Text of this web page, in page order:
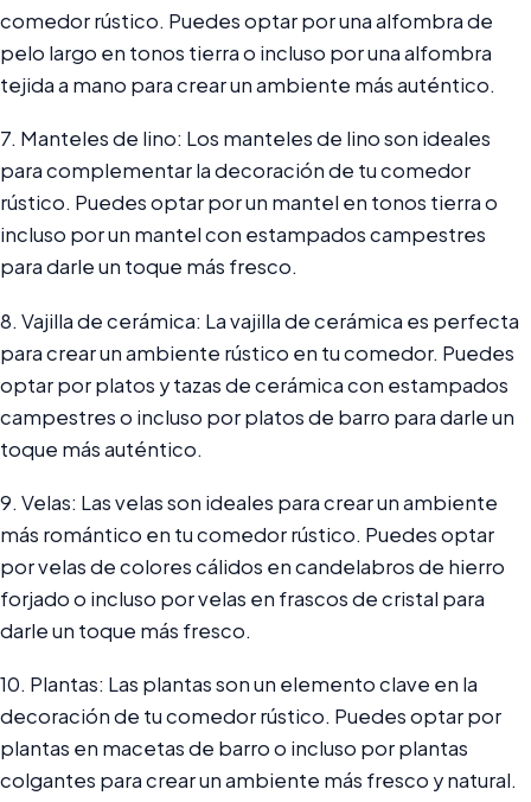
comedor rústico. Puedes optar por una alfombra de
pelo largo en tonos tierra o incluso por una alfombra
tejida a mano para crear un ambiente más auténtico.
7. Manteles de lino: Los manteles de lino son ideales
para complementar la decoración de tu comedor
rústico. Puedes optar por un mantel en tonos tierra o
incluso por un mantel con estampados campestres
para darle un toque más fresco.
8. Vajilla de cerámica: La vajilla de cerámica es perfecta
para crear un ambiente rústico en tu comedor. Puedes
optar por platos y tazas de cerámica con estampados
campestres o incluso por platos de barro para darle un
toque más auténtico.
9. Velas: Las velas son ideales para crear un ambiente
más romántico en tu comedor rústico. Puedes optar
por velas de colores cálidos en candelabros de hierro
forjado o incluso por velas en frascos de cristal para
darle un toque más fresco.
10. Plantas: Las plantas son un elemento clave en la
decoración de tu comedor rústico. Puedes optar por
plantas en macetas de barro o incluso por plantas
colgantes para crear un ambiente más fresco y natural.